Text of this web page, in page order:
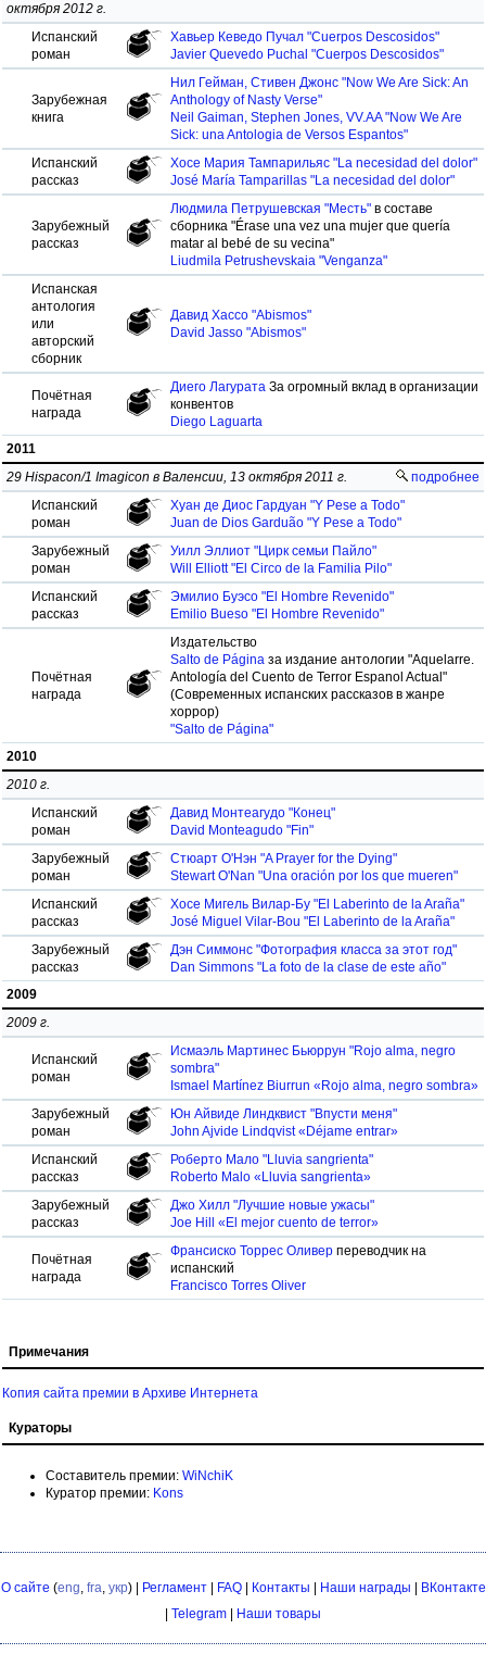
октября 2012 г.
Испанский
роман
Хавьер Кеведо Пучал "Cuerpos Descosidos"
Javier Quevedo Puchal "Cuerpos Descosidos"
Зарубежная
книга
Нил Гейман, Стивен Джонс "Now We Are Sick: An
Anthology of Nasty Verse"
Neil Gaiman, Stephen Jones, VV.AA "Now We Are
Sick: una Antologia de Versos Espantos"
Испанский
рассказ
Хосе Мария Тампарильяс "La necesidad del dolor"
José María Tamparillas "La necesidad del dolor"
Зарубежный
рассказ
Людмила Петрушевская "Месть" в составе
сборника "Érase una vez una mujer que quería
matar al bebé de su vecina"
Liudmila Petrushevskaia "Venganza"
Испанская
антология
или
авторский
сборник
Давид Хассо "Abismos"
David Jasso "Abismos"
Почётная
награда
Диего Лагурата За огромный вклад в организации
конвентов
Diego Laguarta
2011
подробнее
29 Hispacon/1 Imagicon в Валенсии, 13 октября 2011 г.
Испанский
роман
Хуан де Диос Гардуан "Y Pese a Todo"
Juan de Dios Garduão "Y Pese a Todo"
Зарубежный
роман
Уилл Эллиот "Цирк семьи Пайло"
Will Elliott "El Circo de la Familia Pilo"
Испанский
рассказ
Эмилио Буэсо "El Hombre Revenido"
Emilio Bueso "El Hombre Revenido"
Почётная
награда
Издательство
Salto de Página за издание антологии "Аquelarre.
Antología del Cuento de Terror Espanol Actual"
(Современных испанских рассказов в жанре
хоррор)
"Salto de Página"
2010
2010 г.
Испанский
роман
Давид Монтеагудо "Конец"
David Monteagudo "Fin"
Зарубежный
роман
Стюарт О'Нэн "A Prayer for the Dying"
Stewart O'Nan "Una oración por los que mueren"
Испанский
рассказ
Хосе Мигель Вилар-Бу "El Laberinto de la Araña"
José Miguel Vilar-Bou "El Laberinto de la Araña"
Зарубежный
рассказ
Дэн Симмонс "Фотография класса за этот год"
Dan Simmons "La foto de la clase de este año"
2009
2009 г.
Испанский
роман
Исмаэль Мартинес Бьюррун "Rojo alma, negro
sombra"
Ismael Martínez Biurrun «Rojo alma, negro sombra»
Зарубежный
роман
Юн Айвиде Линдквист "Впусти меня"
John Ajvide Lindqvist «Déjame entrar»
Испанский
рассказ
Роберто Мало "Lluvia sangrienta"
Roberto Malo «Lluvia sangrienta»
Зарубежный
рассказ
Джо Хилл "Лучшие новые ужасы"
Joe Hill «El mejor cuento de terror»
Почётная
награда
Франсиско Торрес Оливер переводчик на
испанский
Francisco Torres Oliver
Примечания
Копия сайта премии в Архиве Интернета
Кураторы
Составитель премии: WiNchiK
Куратор премии: Kons
О сайте (eng, fra, укр) | Регламент| FAQ| Контакты Наши награды
ВКонтакте
Telegram Наши товары